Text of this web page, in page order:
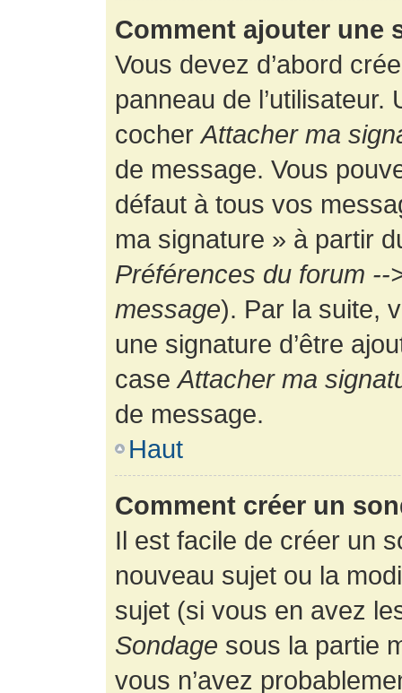
Comment ajouter une
Vous devez d’abord
panneau de
cocherAttacher ma
de message. Vous
défaut à tous vos
ma signature » à partir
Préférences du forum
message). Par la suite,
une signature d’être
caseAttacher ma
de message.
Haut
Comment créer un
Il est facile de créer un
nouveau sujet ou la
sujet (si vous en avez
Sondage sous la partie
vous n’avez